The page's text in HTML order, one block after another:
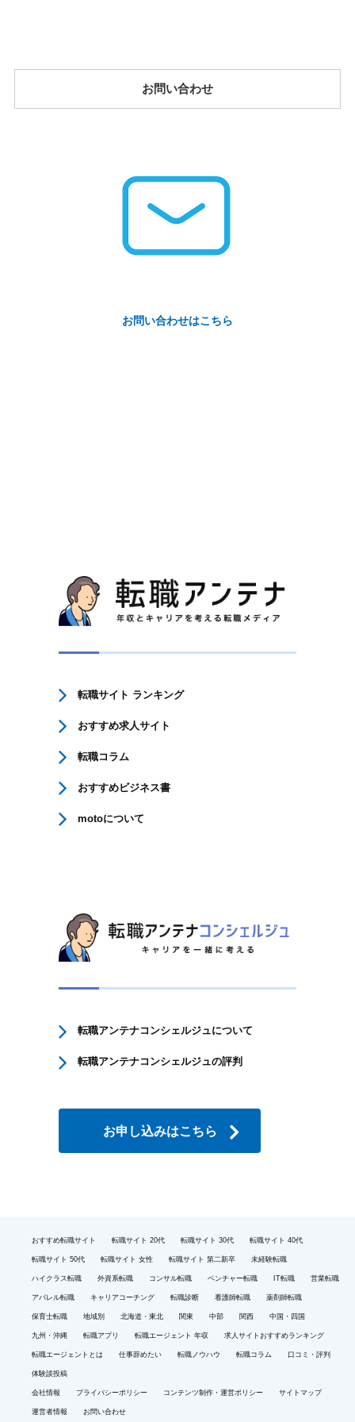
お問い合わせ
お問い合わせはこちら
転職サイト ランキング
おすすめ求人サイト
転職コラム
おすすめビジネス書
motoについて
転職アンテナコンシェルジュについて
転職アンテナコンシェルジュの評判
お申し込みはこちら
おすすめ転職サイト 転職サイト 20代 転職サイト 30代 転職サイト 40代
転職サイト 50代 転職サイト 女性 転職サイト 第二新卒 未経験転職
ハイクラス転職 外資系転職 コンサル転職 ベンチャー転職 IT転職 営業転職
アパレル転職 キャリアコーチング 転職診断 看護師転職 薬剤師転職
保育士転職 地域別 北海道・東北 関東 中部 関西 中国・四国
九州・沖縄 転職アプリ 転職エージェント 年収 求人サイトおすすめランキング
転職エージェントとは 仕事辞めたい 転職ノウハウ 転職コラム 口コミ・評判
体験談投稿
会社情報 プライバシーポリシー コンテンツ制作・運営ポリシー サイトマップ
運営者情報 お問い合わせ